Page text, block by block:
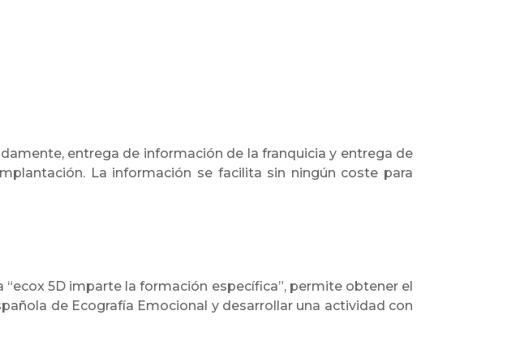
entrega de información de la franquicia y entrega de
La información se facilita sin ningún coste para
5D imparte la formación específica”, permite obtener el
de Ecografía Emocional y desarrollar una actividad con